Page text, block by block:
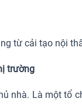
từ cải tạo nội
trường
nhà. Là một tổ